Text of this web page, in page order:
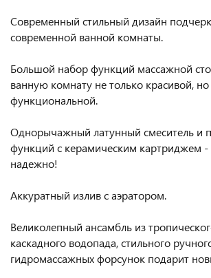
Современный стильный дизайн
современной ванной комнаты.
Большой набор функций массажной
ванную комнату не только красивой, но
функциональной.
Однорычажный латунный смеситель и
функций с керамическим картриджем -
надежно!
Аккуратный излив с аэратором.
Великолепный ансамбль из
каскадного водопада, стильного
гидромассажных форсунок подарит